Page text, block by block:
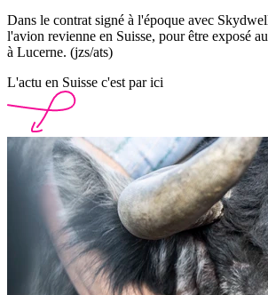
Dans le contrat signé à l'époque avec
l'avion revienne en Suisse, pour être exposé
à Lucerne. (jzs/ats)
L'actu en Suisse c'est par ici